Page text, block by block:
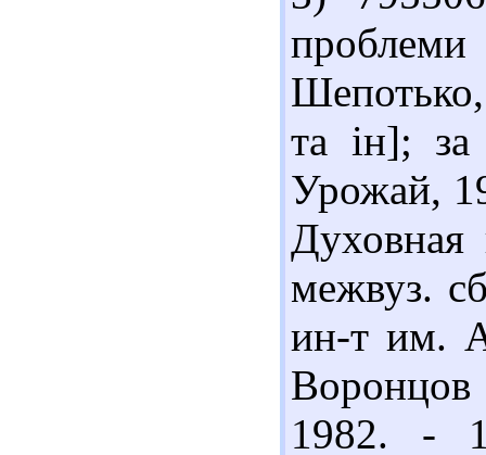
та ін];
Урожай,
Духовная
межвуз.
ин-т им.
1982. -